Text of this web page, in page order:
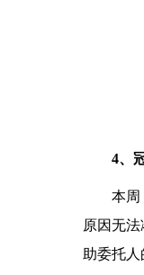
4、
本周
原因无
助委托